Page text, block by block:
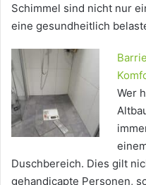
Schimmel sind nicht nur
eine gesundheitlich
Wer
Duschbereich. Dies gilt
gehandicapte Personen,